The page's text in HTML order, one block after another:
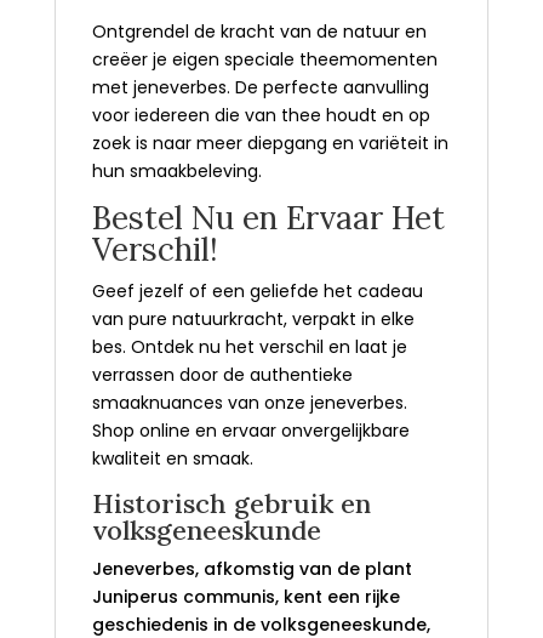
Ontgrendel de kracht van de natuur en
creëer je eigen speciale theemomenten
met jeneverbes. De perfecte aanvulling
voor iedereen die van thee houdt en op
zoek is naar meer diepgang en variëteit in
hun smaakbeleving.
Bestel Nu en Ervaar Het
Verschil!
Geef jezelf of een geliefde het cadeau
van pure natuurkracht, verpakt in elke
bes. Ontdek nu het verschil en laat je
verrassen door de authentieke
smaaknuances van onze jeneverbes.
Shop online en ervaar onvergelijkbare
kwaliteit en smaak.
Historisch gebruik en
volksgeneeskunde
Jeneverbes, afkomstig van de plant
Juniperus communis, kent een rijke
geschiedenis in de volksgeneeskunde,